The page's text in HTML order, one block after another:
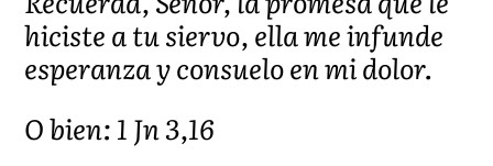
hiciste a tu siervo, ella me infunde
esperanza y consuelo en mi dolor.
O bien: 1 Jn 3,16